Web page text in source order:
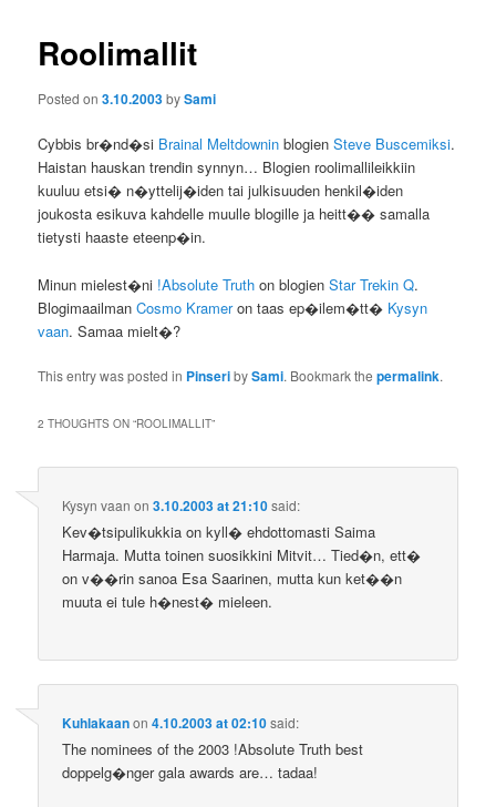
Roolimallit
Posted on3.10.2003bySami
Cybbis br�nd�si Brainal Meltdownin blogienSteve Buscemiksi.
Haistan hauskan trendin synnyn… Blogien roolimallileikkiin
kuuluu etsi� n�yttelij�iden tai julkisuuden henkil�iden
joukosta esikuva kahdelle muulle blogille ja heitt�� samalla
tietysti haaste eteenp�in.
Minun mielest�ni !Absolute Truth on blogienStar Trekin Q.
BlogimaailmanCosmo Krameron taas ep�ilem�tt� Kysyn
vaan. Samaa mielt�?
This entry was posted in PinseribySami. Bookmark thepermalink.
2 THOUGHTS ON “ROOLIMALLIT”
Kysyn vaan on3.10.2003 at 21:10said:
Kev�tsipulikukkia on kyll� ehdottomasti Saima
Harmaja. Mutta toinen suosikkini Mitvit… Tied�n, ett�
on v��rin sanoa Esa Saarinen, mutta kun ket��n
muuta ei tule h�nest� mieleen.
Kuhlakaanon4.10.2003 at 02:10said:
The nominees of the 2003 !Absolute Truth best
doppelg�nger gala awards are… tadaa!